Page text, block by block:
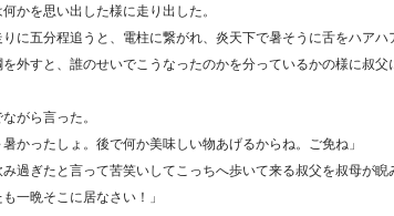
かを思い出した様に走り出した。
に五分程追うと、電柱に繋がれ、炎天下で暑そうに舌をハアハ
外すと、誰のせいでこうなったのかを分っているかの様に叔
がら言った。
暑かったしょ。後で何か美味しい物あげるからね。ご免ね」
過ぎたと言って苦笑いしてこっちへ歩いて来る叔父を叔母が睨
も一晩そこに居なさい！」